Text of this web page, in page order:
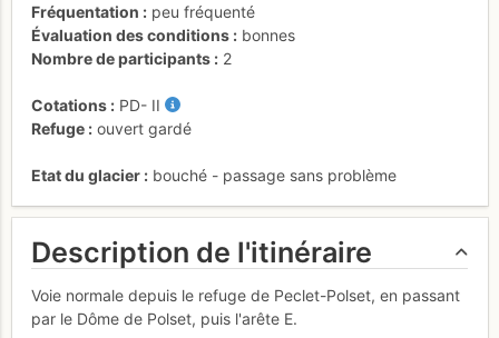
Fréquentation
peu fréquenté
Évaluation des conditions
bonnes
Nombre de participants
2
Cotations PD- II
Refuge
ouvert gardé
Etat du glacier bouché - passage sans problème
Description de l'itinéraire
Voie normale depuis le refuge de Peclet-Polset, en passant
par le Dôme de Polset, puis l'arête E.